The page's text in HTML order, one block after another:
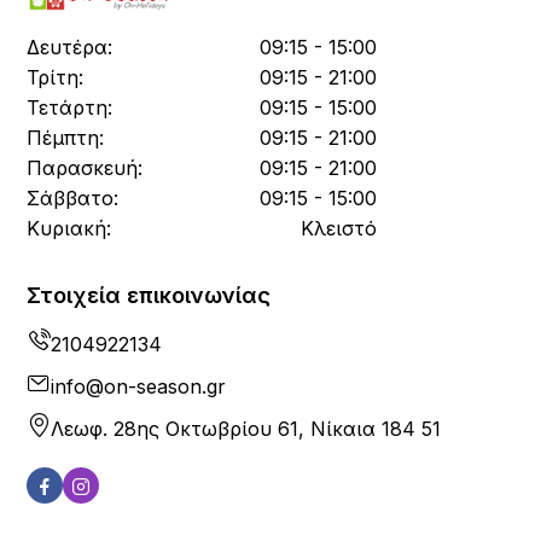
Δευτέρα:
09:15 - 15:00
Τρίτη:
09:15 - 21:00
Τετάρτη:
09:15 - 15:00
Πέμπτη:
09:15 - 21:00
Παρασκευή:
09:15 - 21:00
Σάββατο:
09:15 - 15:00
Κυριακή:
Κλειστό
Στοιχεία επικοινωνίας
2104922134
info@on-season.gr
Λεωφ. 28ης Οκτωβρίου 61, Νίκαια 184 51